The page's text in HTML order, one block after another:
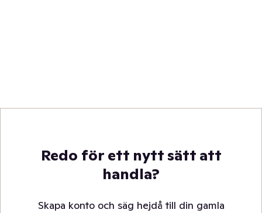
Redo för ett nytt sätt att
handla?
Skapa konto och säg hejdå till din gamla